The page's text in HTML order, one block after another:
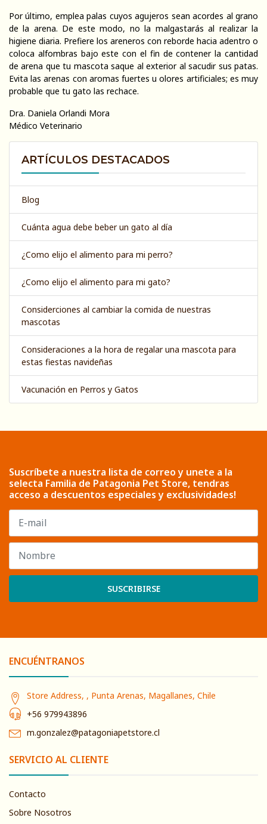
Por último, emplea palas cuyos agujeros sean acordes al grano
de la arena. De este modo, no la malgastarás al realizar la
higiene diaria. Prefiere los areneros con reborde hacia adentro o
coloca alfombras bajo este con el fin de contener la cantidad
de arena que tu mascota saque al exterior al sacudir sus patas.
Evita las arenas con aromas fuertes u olores artificiales; es muy
probable que tu gato las rechace.
Dra. Daniela Orlandi Mora
Médico Veterinario
ARTÍCULOS DESTACADOS
Blog
Cuánta agua debe beber un gato al día
¿Como elijo el alimento para mi perro?
¿Como elijo el alimento para mi gato?
Considerciones al cambiar la comida de nuestras
mascotas
Consideraciones a la hora de regalar una mascota para
estas fiestas navideñas
Vacunación en Perros y Gatos
Suscríbete a nuestra lista de correo y unete a la
selecta Familia de Patagonia Pet Store, tendras
acceso a descuentos especiales y exclusividades!
SUSCRIBIRSE
ENCUÉNTRANOS
Store Address, , Punta Arenas, Magallanes, Chile
+56 979943896
m.gonzalez@patagoniapetstore.cl
SERVICIO AL CLIENTE
Contacto
Sobre Nosotros